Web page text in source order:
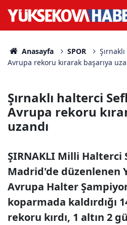
Anasayfa SPOR
Avrupa rekoru kırarak başarıya
Şırnaklı halterci
Avrupa rekoru
uzandı
ŞIRNAKLI Milli Halterci
Madrid'de düzenlenen
Avrupa Halter
koparmada kaldırdığı
rekoru kırdı, 1 altın 2